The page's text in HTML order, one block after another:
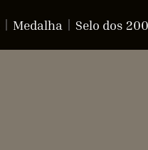
Medalha Selo dos